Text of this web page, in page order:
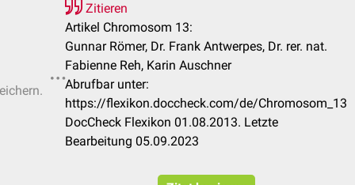
Zitieren
Artikel Chromosom 13:
Gunnar Römer, Dr. Frank Antwerpes, Dr. rer. nat.
Fabienne Reh, Karin Auschner
Abrufbar unter:
https://flexikon.doccheck.com/de/Chromosom_13
DocCheck Flexikon 01.08.2013. Letzte
Bearbeitung 05.09.2023